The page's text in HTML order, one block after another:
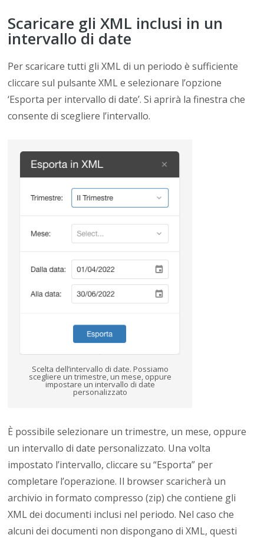
Scaricare gli XML inclusi in un
intervallo di date
Per scaricare tutti gli XML di un periodo è sufficiente
cliccare sul pulsante XML e selezionare l’opzione
‘Esporta per intervallo di date’. Si aprirà la finestra che
consente di scegliere l’intervallo.
Scelta dell’intervallo di date. Possiamo
scegliere un trimestre, un mese, oppure
impostare un intervallo di date
personalizzato
È possibile selezionare un trimestre, un mese, oppure
un intervallo di date personalizzato. Una volta
impostato l’intervallo, cliccare su “Esporta” per
completare l’operazione. Il browser scaricherà un
archivio in formato compresso (zip) che contiene gli
XML dei documenti inclusi nel periodo. Nel caso che
alcuni dei documenti non dispongano di XML, questi